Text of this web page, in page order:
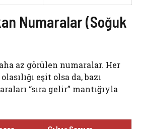
Numaralar (Soğuk
az görülen numaralar. Her
eşit olsa da, bazı
“sıra gelir” mantığıyla